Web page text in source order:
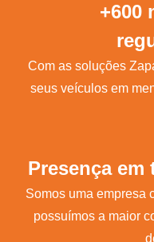
+600
Com as soluções
seus veículos em
Presença em
Somos uma empresa
possuímos a maior